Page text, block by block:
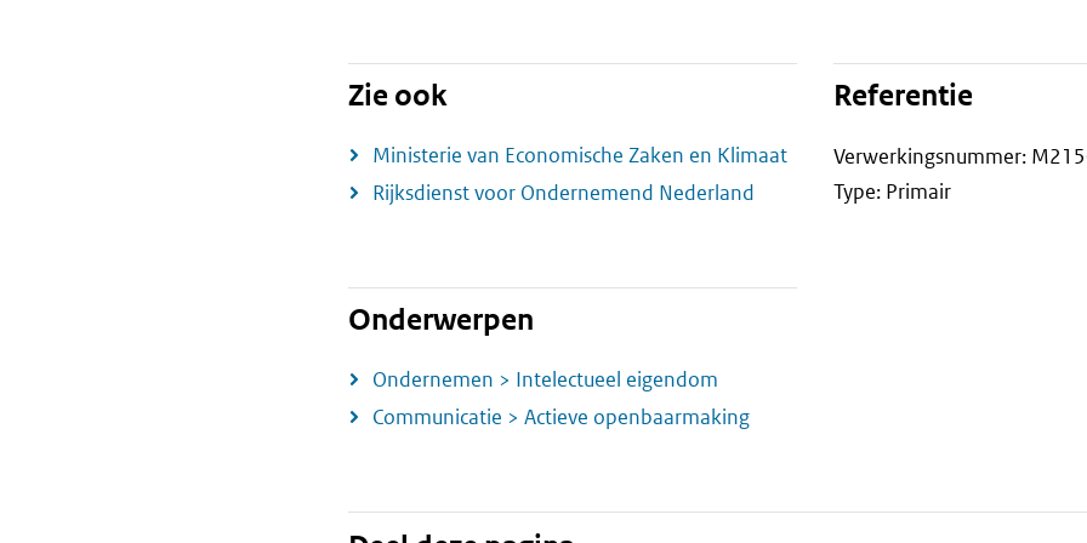
Zie ook
Ministerie van Economische Zaken en Klimaat
Rijksdienst voor Ondernemend Nederland
Referentie
Verwerkingsnummer:
Type: Primair
Onderwerpen
Ondernemen > Intelectueel eigendom
Communicatie > Actieve openbaarmaking